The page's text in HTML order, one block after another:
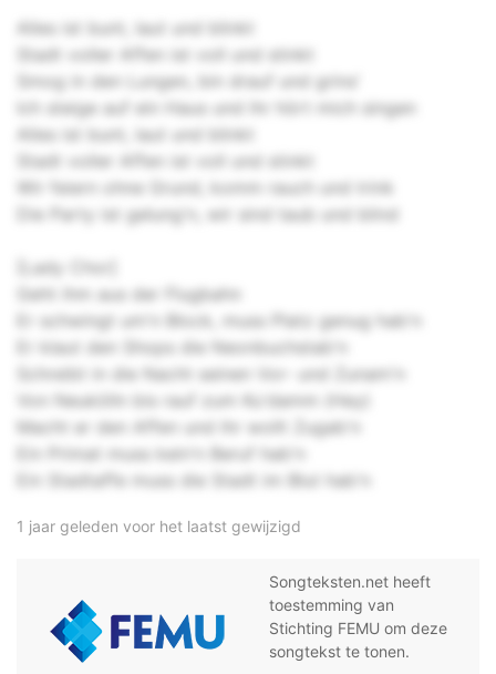
Alles ist bunt, laut und blinkt
Stadt voller Affen ist voll und stinkt
Smog in den Lungen, bin drauf und grins'
Ich steige auf ein Haus und ihr hört mich singen
Alles ist bunt, laut und blinkt
Stadt voller Affen ist voll und stinkt
Wir feiern ohne Grund, komm rauch und trink
Die Party ist gelung'n, wir sind taub und blind
[Lady Chor]
Geht ihm aus der Flugbahn
Er schwingt um'n Block, muss Platz genug hab'n
Er klaut den Shops die Neonbuchstab'n
Schreibt in die Nacht seinen Vor- und Zunam'n
Von Neukölln bis rauf zum Ku'damm (Hey)
Macht er den Affen und ihr wollt Zugab'n
Ein Primat muss kein'n Beruf hab'n
Ein Stadtaffe muss die Stadt im Blut hab'n
1 jaar geleden voor het laatst gewijzigd
Songteksten.net heeft
toestemming van
Stichting FEMU om deze
songtekst te tonen.